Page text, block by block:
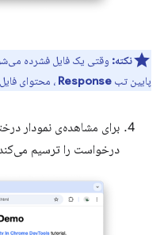
نکته: وقتی یک فایل فشرده
پایین تب Response ، محتوای
برای مشاهده‌ی نمودار
درخواست را ترسیم